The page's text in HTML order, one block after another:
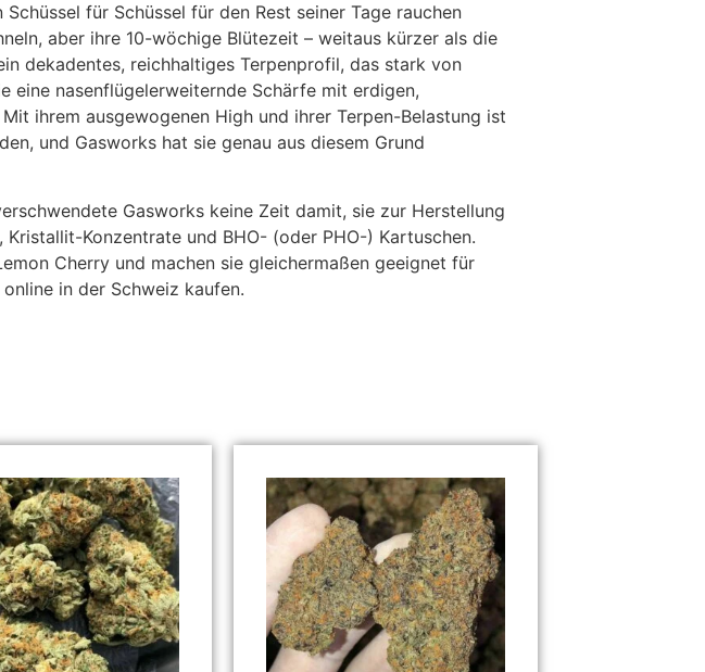
für Schüssel für den Rest seiner Tage rauchen
aber ihre 10-wöchige Blütezeit – weitaus kürzer als die
dekadentes, reichhaltiges Terpenprofil, das stark von
eine nasenflügelerweiternde Schärfe mit erdigen,
ihrem ausgewogenen High und ihrer Terpen-Belastung ist
und Gasworks hat sie genau aus diesem Grund
Gasworks keine Zeit damit, sie zur Herstellung
Konzentrate und BHO- (oder PHO-) Kartuschen.
Cherry und machen sie gleichermaßen geeignet für
in der Schweiz kaufen.